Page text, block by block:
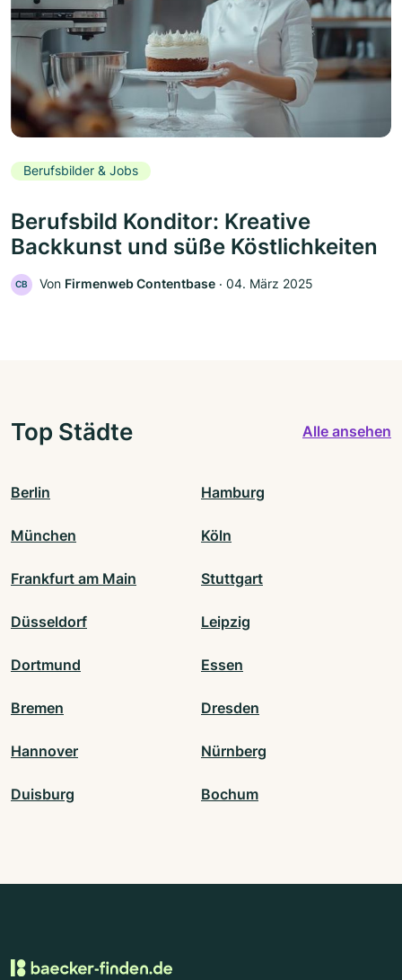
Berufsbilder & Jobs
Berufsbild Konditor: Kreative
Backkunst und süße Köstlichkeiten
CB Von Firmenweb Contentbase ‧ 04. März 2025
Top Städte Alle ansehen
Berlin Hamburg
München Köln
Frankfurt am Main Stuttgart
Düsseldorf Leipzig
Dortmund Essen
Bremen Dresden
Hannover Nürnberg
Duisburg Bochum